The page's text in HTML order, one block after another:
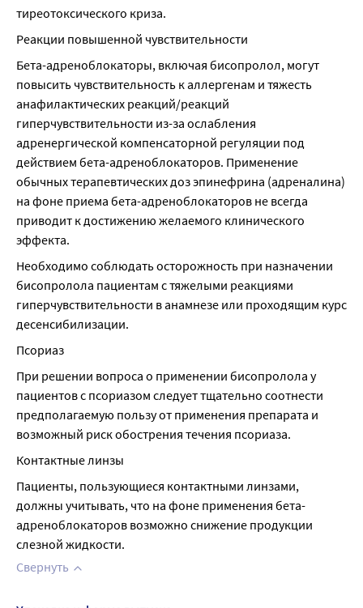
тиреотоксического криза.
Реакции повышенной чувствительности
Бета-адреноблокаторы, включая бисопролол, могут
повысить чувствительность к аллергенам и тяжесть
анафилактических реакций/реакций
гиперчувствительности из-за ослабления
адренергической компенсаторной регуляции под
действием бета-адреноблокаторов. Применение
обычных терапевтических доз эпинефрина (адреналина)
на фоне приема бета-адреноблокаторов не всегда
приводит к достижению желаемого клинического
эффекта.
Необходимо соблюдать осторожность при назначении
бисопролола пациентам с тяжелыми реакциями
гиперчувствительности в анамнезе или проходящим курс
десенсибилизации.
Псориаз
При решении вопроса о применении бисопролола у
пациентов с псориазом следует тщательно соотнести
предполагаемую пользу от применения препарата и
возможный риск обострения течения псориаза.
Контактные линзы
Пациенты, пользующиеся контактными линзами,
должны учитывать, что на фоне применения бета-
адреноблокаторов возможно снижение продукции
слезной жидкости.
Свернуть